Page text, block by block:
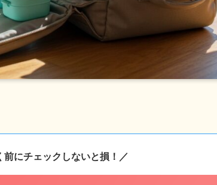
前にチェックしないと損！／